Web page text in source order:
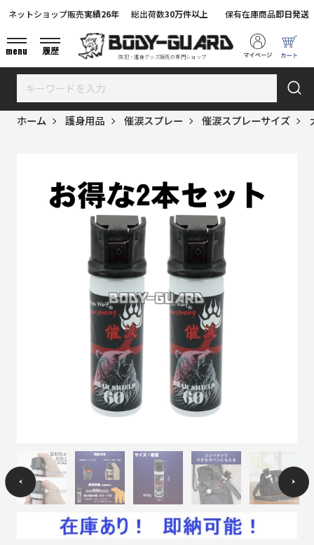
防犯・護身グッズ販売の専門ショップ
ネットショップ販売実績26年 総出荷数30万件以上 保有在庫商品即日発送
menu 履歴
ホーム 護身用品 催涙スプレー 催涙スプレーサイズ